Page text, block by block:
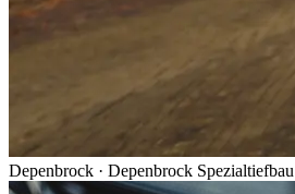
Depenbrock · Depenbrock Spezialtiefbau